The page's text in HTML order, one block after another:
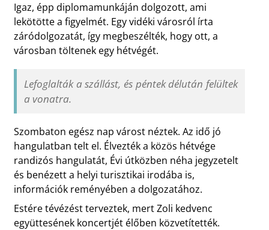
Igaz, épp diplomamunkáján dolgozott, ami
lekötötte a figyelmét. Egy vidéki városról írta
záródolgozatát, így megbeszélték, hogy ott, a
városban töltenek egy hétvégét.
Lefoglalták a szállást, és péntek délután felültek
a vonatra.
Szombaton egész nap várost néztek. Az idő jó
hangulatban telt el. Élvezték a közös hétvége
randizós hangulatát, Évi útközben néha jegyzetelt
és benézett a helyi turisztikai irodába is,
információk reményében a dolgozatához.
Estére tévézést terveztek, mert Zoli kedvenc
együttesének koncertjét élőben közvetítették.